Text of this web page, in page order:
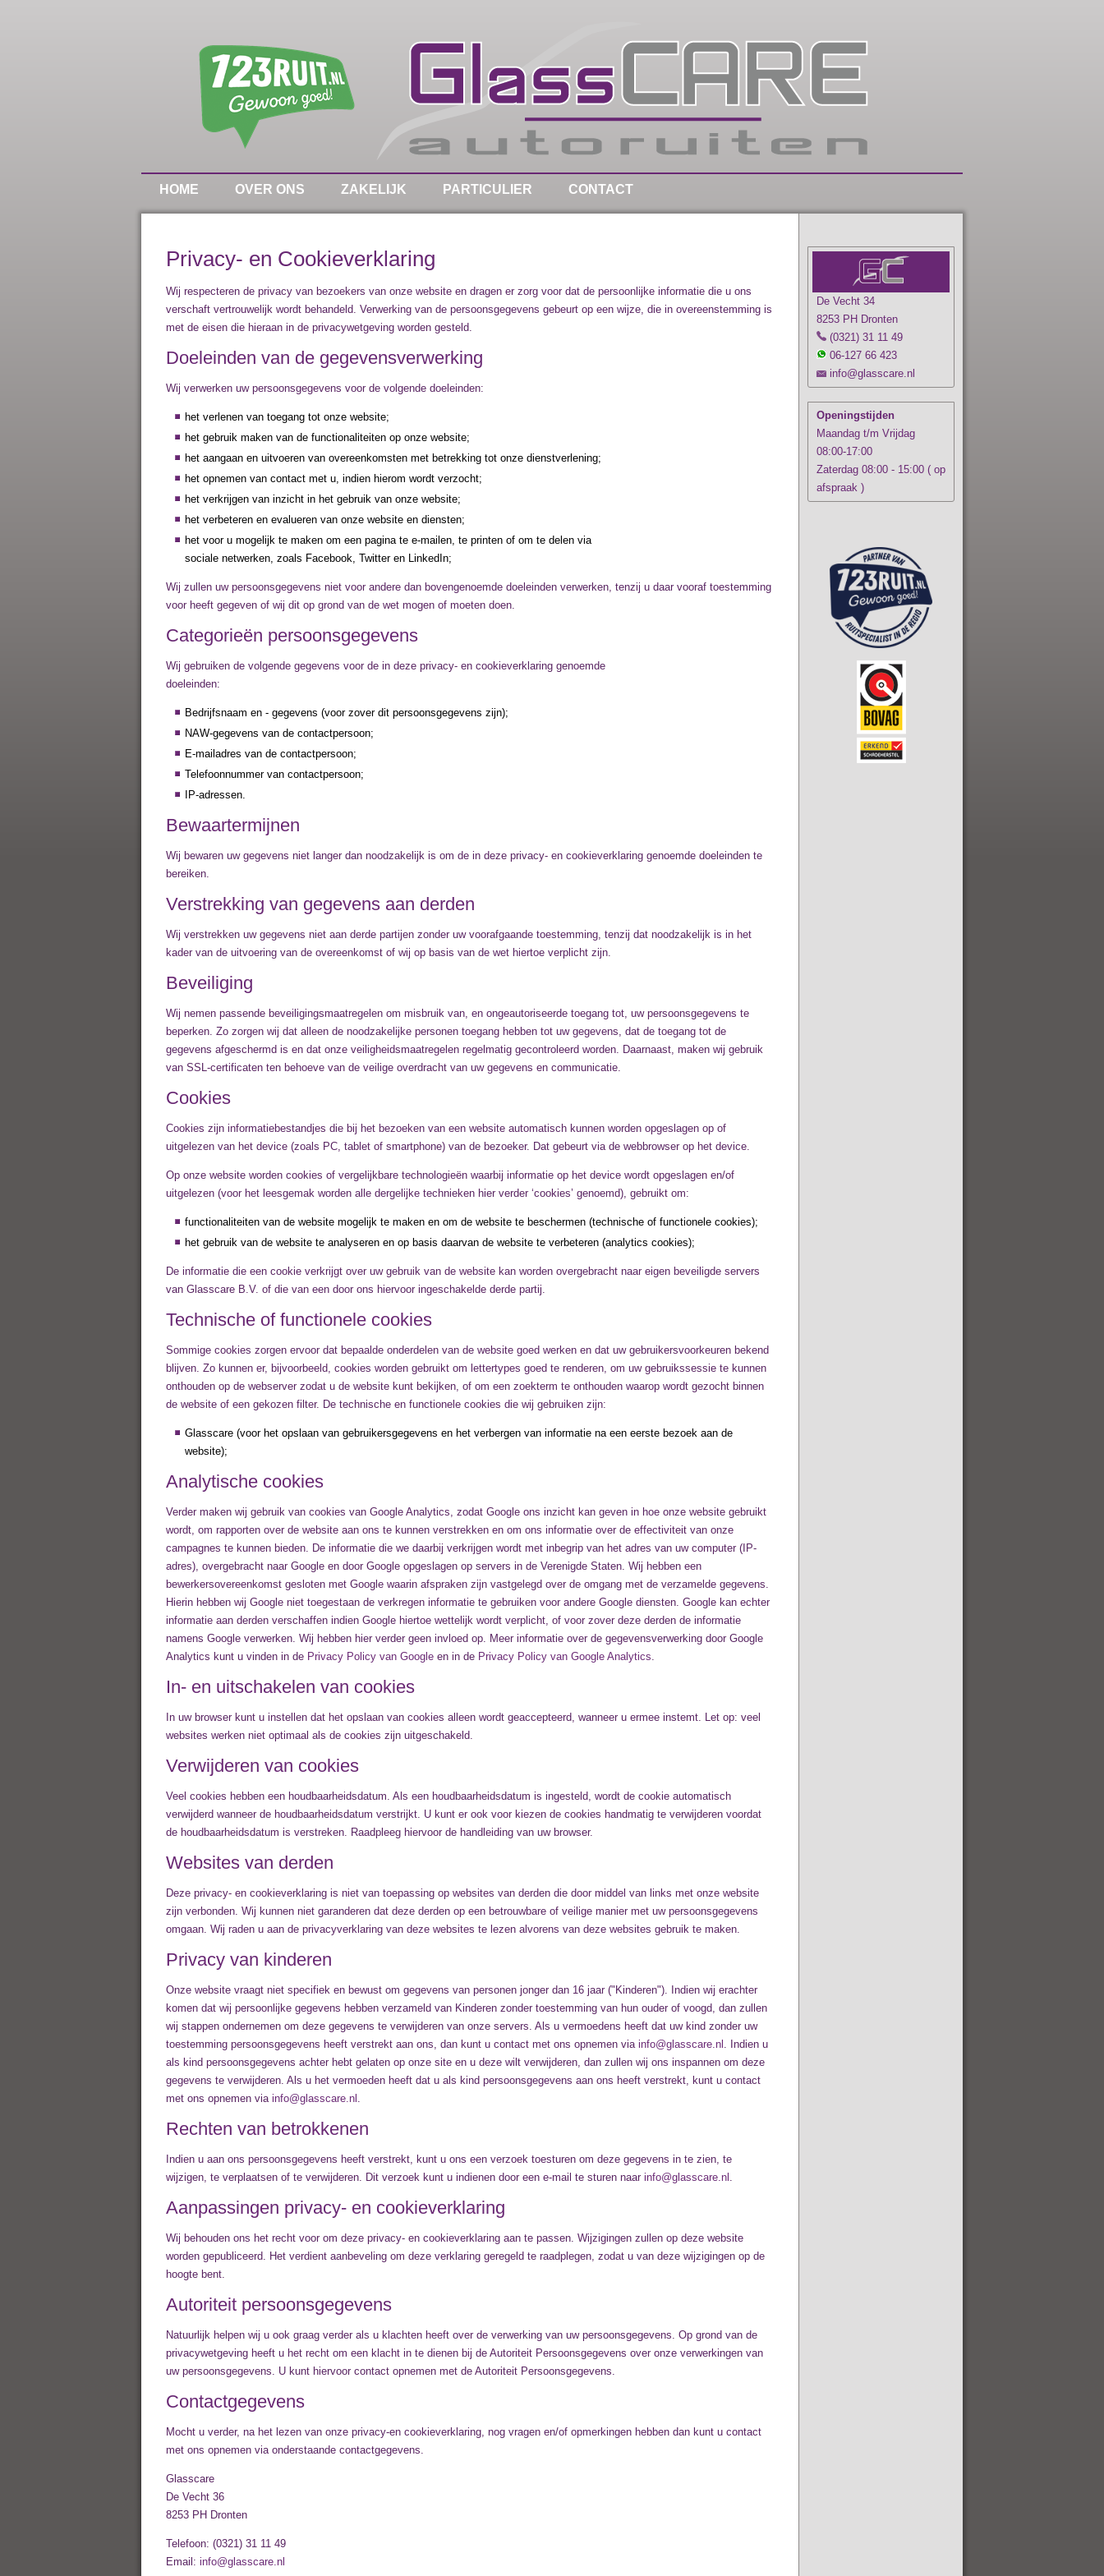
HOME OVER ONS ZAKELIJK PARTICULIER CONTACT
Privacy- en Cookieverklaring
Wij respecteren de privacy van bezoekers van onze website en dragen er zorg voor dat de persoonlijke informatie die u ons
verschaft vertrouwelijk wordt behandeld. Verwerking van de persoonsgegevens gebeurt op een wijze, die in overeenstemming is
met de eisen die hieraan in de privacywetgeving worden gesteld.
Doeleinden van de gegevensverwerking
Wij verwerken uw persoonsgegevens voor de volgende doeleinden:
het verlenen van toegang tot onze website;
het gebruik maken van de functionaliteiten op onze website;
het aangaan en uitvoeren van overeenkomsten met betrekking tot onze dienstverlening;
het opnemen van contact met u, indien hierom wordt verzocht;
het verkrijgen van inzicht in het gebruik van onze website;
het verbeteren en evalueren van onze website en diensten;
het voor u mogelijk te maken om een pagina te e-mailen, te printen of om te delen via
sociale netwerken, zoals Facebook, Twitter en LinkedIn;
Wij zullen uw persoonsgegevens niet voor andere dan bovengenoemde doeleinden verwerken, tenzij u daar vooraf toestemming
voor heeft gegeven of wij dit op grond van de wet mogen of moeten doen.
Categorieën persoonsgegevens
Wij gebruiken de volgende gegevens voor de in deze privacy- en cookieverklaring genoemde
doeleinden:
Bedrijfsnaam en - gegevens (voor zover dit persoonsgegevens zijn);
NAW-gegevens van de contactpersoon;
E-mailadres van de contactpersoon;
Telefoonnummer van contactpersoon;
IP-adressen.
Bewaartermijnen
Wij bewaren uw gegevens niet langer dan noodzakelijk is om de in deze privacy- en cookieverklaring genoemde doeleinden te
bereiken.
Verstrekking van gegevens aan derden
Wij verstrekken uw gegevens niet aan derde partijen zonder uw voorafgaande toestemming, tenzij dat noodzakelijk is in het
kader van de uitvoering van de overeenkomst of wij op basis van de wet hiertoe verplicht zijn.
Beveiliging
Wij nemen passende beveiligingsmaatregelen om misbruik van, en ongeautoriseerde toegang tot, uw persoonsgegevens te
beperken. Zo zorgen wij dat alleen de noodzakelijke personen toegang hebben tot uw gegevens, dat de toegang tot de
gegevens afgeschermd is en dat onze veiligheidsmaatregelen regelmatig gecontroleerd worden. Daarnaast, maken wij gebruik
van SSL-certificaten ten behoeve van de veilige overdracht van uw gegevens en communicatie.
Cookies
Cookies zijn informatiebestandjes die bij het bezoeken van een website automatisch kunnen worden opgeslagen op of
uitgelezen van het device (zoals PC, tablet of smartphone) van de bezoeker. Dat gebeurt via de webbrowser op het device.
Op onze website worden cookies of vergelijkbare technologieën waarbij informatie op het device wordt opgeslagen en/of
uitgelezen (voor het leesgemak worden alle dergelijke technieken hier verder ‘cookies’ genoemd), gebruikt om:
functionaliteiten van de website mogelijk te maken en om de website te beschermen (technische of functionele cookies);
het gebruik van de website te analyseren en op basis daarvan de website te verbeteren (analytics cookies);
De informatie die een cookie verkrijgt over uw gebruik van de website kan worden overgebracht naar eigen beveiligde servers
van Glasscare B.V. of die van een door ons hiervoor ingeschakelde derde partij.
Technische of functionele cookies
Sommige cookies zorgen ervoor dat bepaalde onderdelen van de website goed werken en dat uw gebruikersvoorkeuren bekend
blijven. Zo kunnen er, bijvoorbeeld, cookies worden gebruikt om lettertypes goed te renderen, om uw gebruikssessie te kunnen
onthouden op de webserver zodat u de website kunt bekijken, of om een zoekterm te onthouden waarop wordt gezocht binnen
de website of een gekozen filter. De technische en functionele cookies die wij gebruiken zijn:
Glasscare (voor het opslaan van gebruikersgegevens en het verbergen van informatie na een eerste bezoek aan de
website);
Analytische cookies
Verder maken wij gebruik van cookies van Google Analytics, zodat Google ons inzicht kan geven in hoe onze website gebruikt
wordt, om rapporten over de website aan ons te kunnen verstrekken en om ons informatie over de effectiviteit van onze
campagnes te kunnen bieden. De informatie die we daarbij verkrijgen wordt met inbegrip van het adres van uw computer (IP-
adres), overgebracht naar Google en door Google opgeslagen op servers in de Verenigde Staten. Wij hebben een
bewerkersovereenkomst gesloten met Google waarin afspraken zijn vastgelegd over de omgang met de verzamelde gegevens.
Hierin hebben wij Google niet toegestaan de verkregen informatie te gebruiken voor andere Google diensten. Google kan echter
informatie aan derden verschaffen indien Google hiertoe wettelijk wordt verplicht, of voor zover deze derden de informatie
namens Google verwerken. Wij hebben hier verder geen invloed op. Meer informatie over de gegevensverwerking door Google
Analytics kunt u vinden in de Privacy Policy van Google en in de Privacy Policy van Google Analytics.
In- en uitschakelen van cookies
In uw browser kunt u instellen dat het opslaan van cookies alleen wordt geaccepteerd, wanneer u ermee instemt. Let op: veel
websites werken niet optimaal als de cookies zijn uitgeschakeld.
Verwijderen van cookies
Veel cookies hebben een houdbaarheidsdatum. Als een houdbaarheidsdatum is ingesteld, wordt de cookie automatisch
verwijderd wanneer de houdbaarheidsdatum verstrijkt. U kunt er ook voor kiezen de cookies handmatig te verwijderen voordat
de houdbaarheidsdatum is verstreken. Raadpleeg hiervoor de handleiding van uw browser.
Websites van derden
Deze privacy- en cookieverklaring is niet van toepassing op websites van derden die door middel van links met onze website
zijn verbonden. Wij kunnen niet garanderen dat deze derden op een betrouwbare of veilige manier met uw persoonsgegevens
omgaan. Wij raden u aan de privacyverklaring van deze websites te lezen alvorens van deze websites gebruik te maken.
Privacy van kinderen
Onze website vraagt niet specifiek en bewust om gegevens van personen jonger dan 16 jaar ("Kinderen"). Indien wij erachter
komen dat wij persoonlijke gegevens hebben verzameld van Kinderen zonder toestemming van hun ouder of voogd, dan zullen
wij stappen ondernemen om deze gegevens te verwijderen van onze servers. Als u vermoedens heeft dat uw kind zonder uw
toestemming persoonsgegevens heeft verstrekt aan ons, dan kunt u contact met ons opnemen via info@glasscare.nl . Indien u
als kind persoonsgegevens achter hebt gelaten op onze site en u deze wilt verwijderen, dan zullen wij ons inspannen om deze
gegevens te verwijderen. Als u het vermoeden heeft dat u als kind persoonsgegevens aan ons heeft verstrekt, kunt u contact
met ons opnemen via info@glasscare.nl .
Rechten van betrokkenen
Indien u aan ons persoonsgegevens heeft verstrekt, kunt u ons een verzoek toesturen om deze gegevens in te zien, te
wijzigen, te verplaatsen of te verwijderen. Dit verzoek kunt u indienen door een e-mail te sturen naar info@glasscare.nl .
Aanpassingen privacy- en cookieverklaring
Wij behouden ons het recht voor om deze privacy- en cookieverklaring aan te passen. Wijzigingen zullen op deze website
worden gepubliceerd. Het verdient aanbeveling om deze verklaring geregeld te raadplegen, zodat u van deze wijzigingen op de
hoogte bent.
Autoriteit persoonsgegevens
Natuurlijk helpen wij u ook graag verder als u klachten heeft over de verwerking van uw persoonsgegevens. Op grond van de
privacywetgeving heeft u het recht om een klacht in te dienen bij de Autoriteit Persoonsgegevens over onze verwerkingen van
uw persoonsgegevens. U kunt hiervoor contact opnemen met de Autoriteit Persoonsgegevens.
Contactgegevens
Mocht u verder, na het lezen van onze privacy-en cookieverklaring, nog vragen en/of opmerkingen hebben dan kunt u contact
met ons opnemen via onderstaande contactgegevens.
Glasscare
De Vecht 36
8253 PH Dronten
Telefoon: (0321) 31 11 49
Email: info@glasscare.nl
De Vecht 34
8253 PH Dronten
(0321) 31 11 49
06-127 66 423
info@glasscare.nl
Openingstijden
Maandag t/m Vrijdag
08:00-17:00
Zaterdag 08:00 - 15:00 ( op
afspraak )